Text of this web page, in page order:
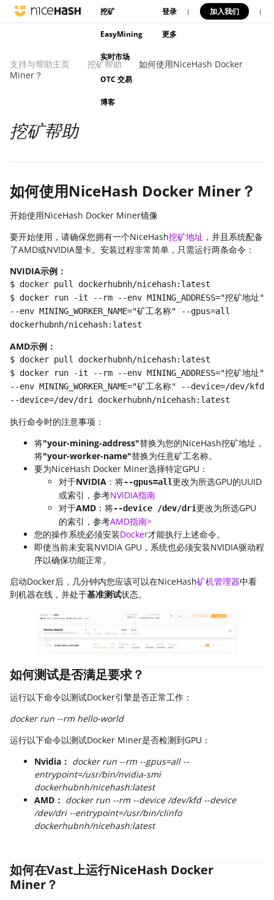
挖矿
EasyMining
实时市场
OTC 交易
博客
登录 | 加入我们 |
更多
支持与帮助主页 挖矿帮助
如何使用NiceHash Docker
Miner？
挖矿帮助
如何使用NiceHash Docker Miner？
开始使用NiceHash Docker Miner镜像
要开始使用，请确保您拥有一个NiceHash挖矿地址 ，并且系统配备
了AMD或NVIDIA显卡。安装过程非常简单，只需运行两条命令：
NVIDIA示例：
$ docker pull dockerhubnh/nicehash:latest
$ docker run -it --rm --env MINING_ADDRESS="挖矿地址"
--env MINING_WORKER_NAME="矿工名称" --gpus=all
dockerhubnh/nicehash:latest
AMD示例：
$ docker pull dockerhubnh/nicehash:latest
$ docker run -it --rm --env MINING_ADDRESS="挖矿地址"
--env MINING_WORKER_NAME="矿工名称" --device=/dev/kfd
--device=/dev/dri dockerhubnh/nicehash:latest
执行命令时的注意事项：
将"your-mining-address"替换为您的NiceHash挖矿地址，
将"your-worker-name"替换为任意矿工名称。
要为NiceHash Docker Miner选择特定GPU：
对于NVIDIA ：将--gpus=all更改为所选GPU的UUID
或索引，参考NVIDIA指南
对于AMD ：将--device /dev/dri更改为所选GPU
的索引，参考AMD指南>
您的操作系统必须安装Docker才能执行上述命令。
即使当前未安装NVIDIA GPU，系统也必须安装NVIDIA驱动程
序以确保功能正常。
启动Docker后，几分钟内您应该可以在NiceHash矿机管理器中看
到机器在线，并处于基准测试状态。
如何测试是否满足要求？
运行以下命令以测试Docker引擎是否正常工作：
docker run --rm hello-world
运行以下命令以测试Docker Miner是否检测到GPU：
Nvidia： docker run --rm --gpus=all --
entrypoint=/usr/bin/nvidia-smi
dockerhubnh/nicehash:latest
AMD： docker run --rm --device /dev/kfd --device
/dev/dri --entrypoint=/usr/bin/clinfo
dockerhubnh/nicehash:latest
如何在Vast上运行NiceHash Docker
Miner？